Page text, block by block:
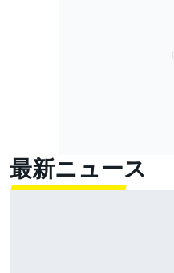
最新ニュース